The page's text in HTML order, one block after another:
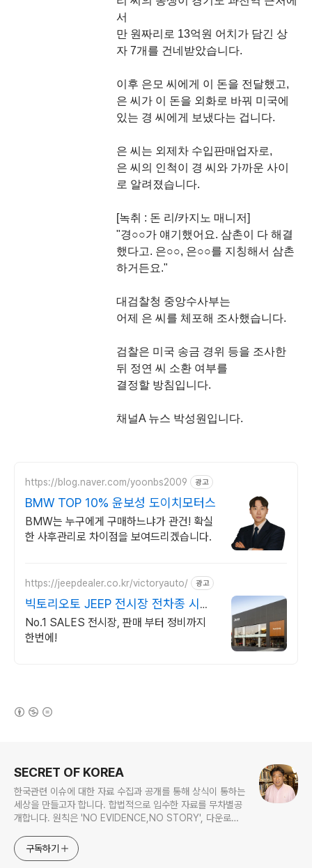
서
만 원짜리로 13억원 어치가 담긴 상
자 7개를 건네받았습니다.
이후 은모 씨에게 이 돈을 전달했고,
은 씨가 이 돈을 외화로 바꿔 미국에
있는 경 씨에게 보냈다는 겁니다.
은 씨는 외제차 수입판매업자로,
은 씨의 인척이 경 씨와 가까운 사이
로 알려졌습니다.
[녹취 : 돈 리/카지노 매니저]
"경○○가 얘기했어요. 삼촌이 다 해결
했다고. 은○○, 은○○를 지칭해서 삼촌
하거든요."
대검찰청 중앙수사부는
어제 은 씨를 체포해 조사했습니다.
검찰은 미국 송금 경위 등을 조사한
뒤 정연 씨 소환 여부를
결정할 방침입니다.
채널A 뉴스 박성원입니다.
https://blog.naver.com/yoonbs2009 광고
BMW TOP 10% 윤보성 도이치모터스
BMW는 누구에게 구매하느냐가 관건! 확실
한 사후관리로 차이점을 보여드리겠습니다.
https://jeepdealer.co.kr/victoryauto/ 광고
빅토리오토 JEEP 전시장 전차종 시승
가능,친절한 상담
No.1 SALES 전시장, 판매 부터 정비까지
한번에!
SECRET OF KOREA
한국관련 이슈에 대한 자료 수집과 공개를 통해 상식이 통하는
세상을 만들고자 합니다. 합법적으로 입수한 자료를 무차별공
개합니다. 원칙은 'NO EVIDENCE,NO STORY', 다운로드
jesim56@gmail.com, 안보일때는 구글리더나 RSS로!!
구독하기